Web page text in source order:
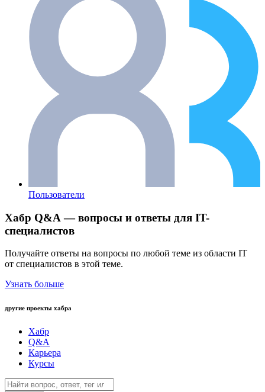
Пользователи
Хабр Q&A — вопросы и ответы для IT-
специалистов
Получайте ответы на вопросы по любой теме из области IT
от специалистов в этой теме.
Узнать больше
другие проекты хабра
Хабр
Q&A
Карьера
Курсы